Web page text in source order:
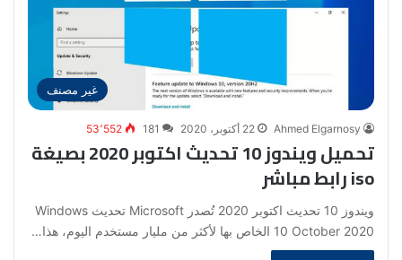
غير مصنف
Ahmed Elgarnosy 22 أكتوبر، 2020 181 53٬552
تحميل ويندوز 10 تحديث اكتوبر 2020 بصيغة
iso رابط مباشر
ويندوز 10 تحديث اكتوبر 2020 تُصدر Microsoft تحديث Windows
10 October 2020 الخاص بها لأكثر من مليار مستخدم اليوم، هذا…